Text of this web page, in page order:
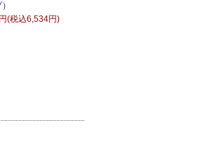
(税込6,534円)